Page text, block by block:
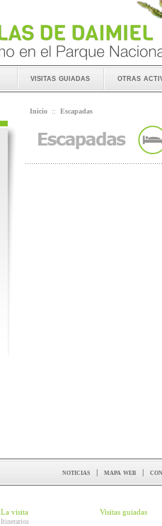
visitas guiadas otras
Inicio :: Escapadas
noticias | mapa web |
La visita
Itinerarios
Visitas guiadas